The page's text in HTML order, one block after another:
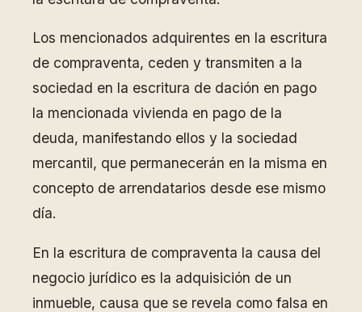
Los mencionados adquirentes en la escritura
de compraventa, ceden y transmiten a la
sociedad en la escritura de dación en pago
la mencionada vivienda en pago de la
deuda, manifestando ellos y la sociedad
mercantil, que permanecerán en la misma en
concepto de arrendatarios desde ese mismo
día.
En la escritura de compraventa la causa del
negocio jurídico es la adquisición de un
inmueble, causa que se revela como falsa en